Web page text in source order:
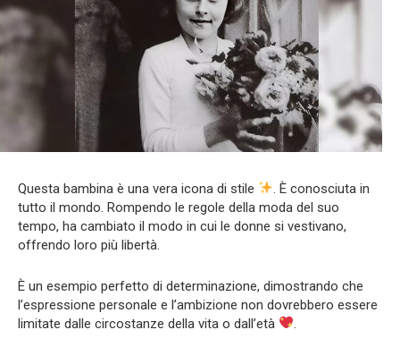
Questa bambina è una vera icona di stile
. È conosciuta in
tutto il mondo. Rompendo le regole della moda del suo
tempo, ha cambiato il modo in cui le donne si vestivano,
offrendo loro più libertà.
È un esempio perfetto di determinazione, dimostrando che
l’espressione personale e l’ambizione non dovrebbero essere
limitate dalle circostanze della vita o dall’età
.